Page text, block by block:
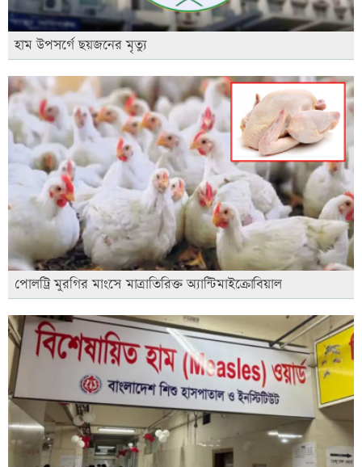
হাম উপসর্গে ছয়জনের মৃত্যু
পোলট্রি মুরগির মাংসে মাত্রাতিরিক্ত অ্যান্টিমাইক্রোবিয়াল